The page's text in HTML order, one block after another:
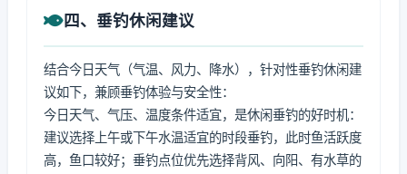
四、垂钓休闲建议
结合今日天气（气温、风力、降水），针对性垂钓休闲建
议如下，兼顾垂钓体验与安全性：
今日天气、气压、温度条件适宜，是休闲垂钓的好时机：
建议选择上午或下午水温适宜的时段垂钓，此时鱼活跃度
高，鱼口较好；垂钓点位优先选择背风、向阳、有水草的